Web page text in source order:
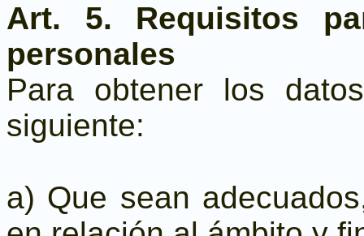
Art. 5. Requisitos
personales
Para obtener los
siguiente:
a) Que sean